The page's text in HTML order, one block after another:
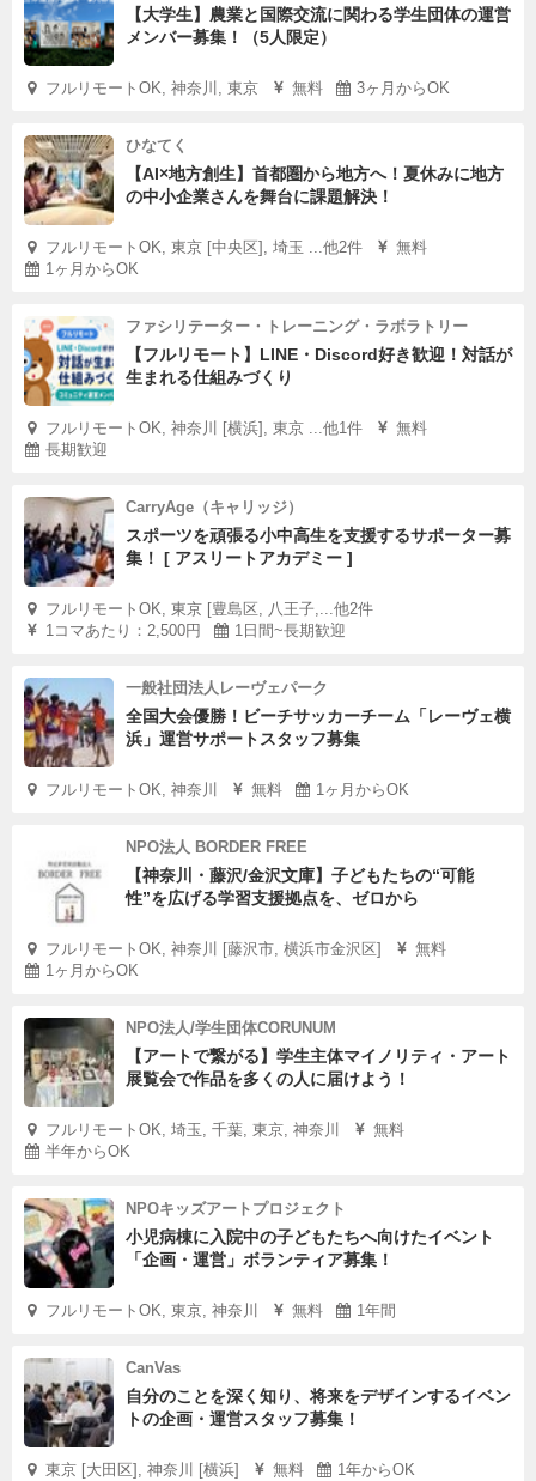
【大学生】農業と国際交流に関わる学生団体の運営
メンバー募集！（5人限定）
フルリモートOK, 神奈川, 東京 無料 3ヶ月からOK
ひなてく
【AI×地方創生】首都圏から地方へ！夏休みに地方
の中小企業さんを舞台に課題解決！
フルリモートOK, 東京 [中央区], 埼玉 ...他2件
無料
1ヶ月からOK
ファシリテーター・トレーニング・ラボラトリー
【フルリモート】LINE・Discord好き歓迎！対話が
生まれる仕組みづくり
フルリモートOK, 神奈川 [横浜], 東京 ...他1件
無料
長期歓迎
CarryAge（キャリッジ）
スポーツを頑張る小中高生を支援するサポーター募
集！ [ アスリートアカデミー ]
フルリモートOK, 東京 [豊島区, 八王子,...他2件
1コマあたり：2,500円
1日間~長期歓迎
一般社団法人レーヴェパーク
全国大会優勝！ビーチサッカーチーム「レーヴェ横
浜」運営サポートスタッフ募集
フルリモートOK, 神奈川 無料 1ヶ月からOK
NPO法人 BORDER FREE
【神奈川・藤沢/金沢文庫】子どもたちの“可能
性”を広げる学習支援拠点を、ゼロから
フルリモートOK, 神奈川 [藤沢市, 横浜市金沢区]
無料
1ヶ月からOK
NPO法人/学生団体CORUNUM
【アートで繋がる】学生主体マイノリティ・アート
展覧会で作品を多くの人に届けよう！
フルリモートOK, 埼玉, 千葉, 東京, 神奈川
無料
半年からOK
NPOキッズアートプロジェクト
小児病棟に入院中の子どもたちへ向けたイベント
「企画・運営」ボランティア募集！
フルリモートOK, 東京, 神奈川 無料 1年間
CanVas
自分のことを深く知り、将来をデザインするイベン
トの企画・運営スタッフ募集！
東京 [大田区], 神奈川 [横浜] 無料 1年からOK